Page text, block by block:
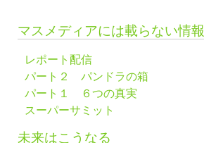
マスメディアには載らない情報
レポート配信
パート２ パンドラの箱
パート１ ６つの真実
スーパーサミット
未来はこうなる